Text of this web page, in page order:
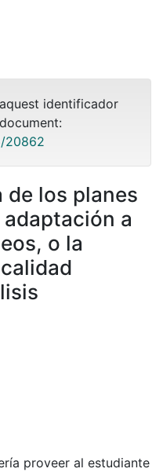
identificador
20862
de los planes
a
o la
proveer al estudiante